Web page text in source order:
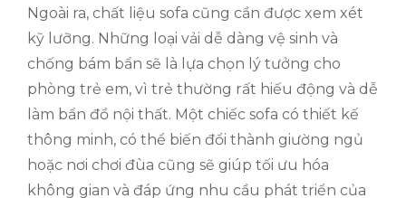
Ngoài ra, chất liệu sofa cũng cần được xem xét
kỹ lưỡng. Những loại vải dễ dàng vệ sinh và
chống bám bẩn sẽ là lựa chọn lý tưởng cho
phòng trẻ em, vì trẻ thường rất hiếu động và dễ
làm bẩn đồ nội thất. Một chiếc sofa có thiết kế
thông minh, có thể biến đổi thành giường ngủ
hoặc nơi chơi đùa cũng sẽ giúp tối ưu hóa
không gian và đáp ứng nhu cầu phát triển của